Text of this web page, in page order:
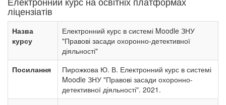
ліцензіатів
Назва
курсу
Електронний курс в системі Moodle ЗНУ
"Правові засади охоронно-детективної
діяльності"
Посилання
Пирожкова Ю. В. Електронний курс в системі
Moodle ЗНУ "Правові засади охоронно-
детективної діяльності". 2021.